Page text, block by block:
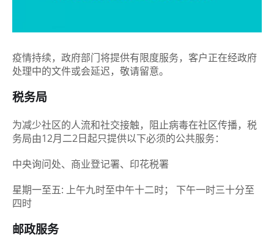
疫情持续，政府部门将提供有限度服务，客户正在经政府
处理中的文件或会延迟，敬请留意。
税务局
为减少社区的人流和社交接触，阻止病毒在社区传播，税
务局由12月二2日起只提供以下必须的公共服务：
中央询问处、商业登记署、印花税署
星期一至五: 上午九时至中午十二时； 下午一时三十分至
四时
邮政服务